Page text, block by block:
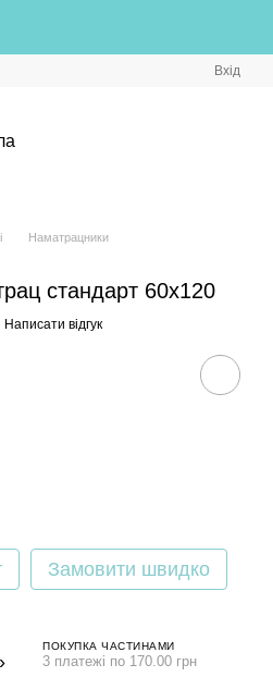
Вхід
Наматрацники
стандарт 60х120
Написати відгук
Замовити швидко
ПОКУПКА ЧАСТИНАМИ
3 платежі по 170.00 грн